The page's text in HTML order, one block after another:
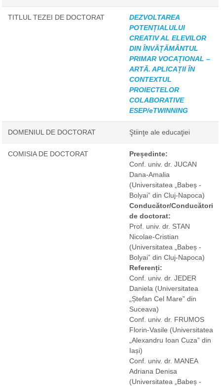
TITLUL TEZEI DE DOCTORAT
DEZVOLTAREA
POTENȚIALULUI
CREATIV AL ELEVILOR
DIN ÎNVĂȚĂMÂNTUL
PRIMAR VOCAȚIONAL –
ARTĂ. APLICAȚII ÎN
CONTEXTUL
PROIECTELOR
COLABORATIVE
ESEP/eTWINNING
DOMENIUL DE DOCTORAT Ştiinţe ale educaţiei
COMISIA DE DOCTORAT
Președinte:
Conf. univ. dr. JUCAN
Dana-Amalia
(Universitatea „Babeș -
Bolyai” din Cluj-Napoca)
Conducător/Conducători
de doctorat:
Prof. univ. dr. STAN
Nicolae-Cristian
(Universitatea „Babeș -
Bolyai” din Cluj-Napoca)
Referenți:
Conf. univ. dr. JEDER
Daniela (Universitatea
„Ștefan Cel Mare” din
Suceava)
Conf. univ. dr. FRUMOS
Florin-Vasile (Universitatea
„Alexandru Ioan Cuza” din
Iași)
Conf. univ. dr. MANEA
Adriana Denisa
(Universitatea „Babeș -